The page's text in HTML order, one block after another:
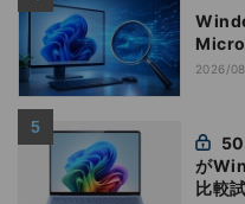
2026/
が
比較